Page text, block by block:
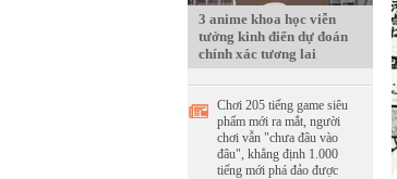
3 anime khoa học viễn
tưởng kinh điển dự đoán
chính xác tương lai
Chơi 205 tiếng game siêu
phẩm mới ra mắt, người
chơi vẫn "chưa đâu vào
đâu", khẳng định 1.000
tiếng mới phá đảo được